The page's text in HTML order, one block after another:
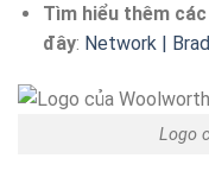
Tìm hiểu thêm
đây: Network |
Logo